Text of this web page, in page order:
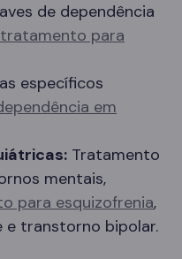
de dependência
tratamento para
específicos
em
Tratamento
mentais,
para esquizofrenia,
e transtorno bipolar.